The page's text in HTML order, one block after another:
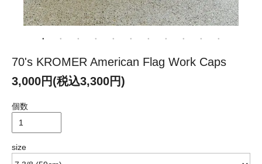
70's KROMER American Flag Work Caps
3,000円(税込3,300円)
個数
size